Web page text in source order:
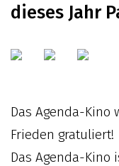
dieses Jahr
Das Agenda-Kino
Frieden gratuliert!
Das Agenda-Kino